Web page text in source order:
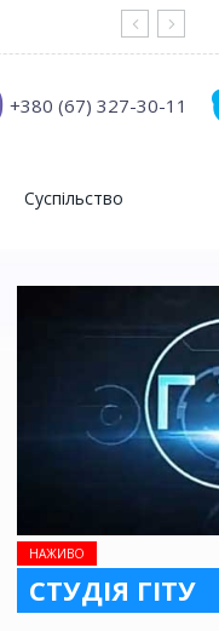
+380 (67) 327-30-11
Суспільство
НАЖИВО
СТУДІЯ ГІТУ